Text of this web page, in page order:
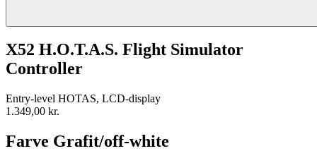
X52 H.O.T.A.S. Flight Simulator
Controller
Entry-level HOTAS, LCD-display
1.349,00 kr.
Farve Grafit/off-white